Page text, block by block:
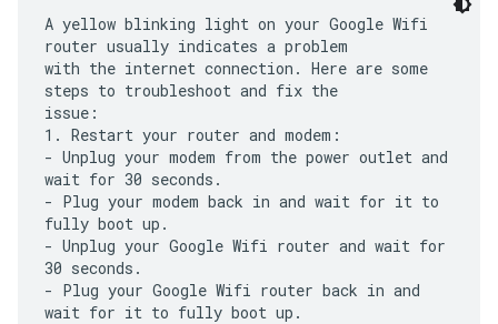
A yellow blinking light on your Google Wifi
router usually indicates a problem
with the internet connection. Here are some
steps to troubleshoot and fix the
issue:
1. Restart your router and modem:
- Unplug your modem from the power outlet and
wait for 30 seconds.
- Plug your modem back in and wait for it to
fully boot up.
- Unplug your Google Wifi router and wait for
30 seconds.
- Plug your Google Wifi router back in and
wait for it to fully boot up.